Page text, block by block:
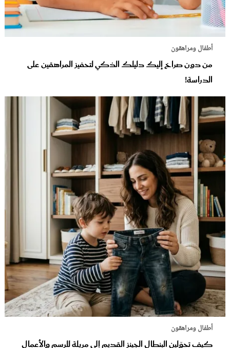
أطفال ومراهقون
من دون صراخ إليك دليلك الذكي لتحفيز المراهقين على
الدراسة!
أطفال ومراهقون
كيف تحوّلين البنطال الجينز القديم إلى مريلة للرسم والأعمال